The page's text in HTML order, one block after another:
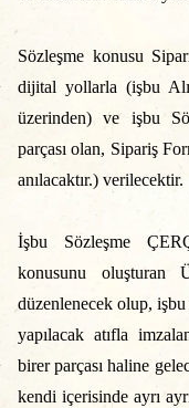
Sözleşme konusu
dijital yollarla (işbu
üzerinden) ve işbu
parçası olan, Sipariş
anılacaktır.) verilecektir.
İşbu Sözleşme
konusunu
düzenlenecek olup,
yapılacak atıfla
birer parçası haline
kendi içerisinde ayrı